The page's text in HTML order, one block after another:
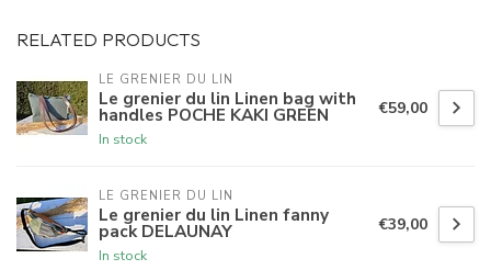
RELATED PRODUCTS
LE GRENIER DU LIN
Le grenier du lin Linen bag with
handles POCHE KAKI GREEN
In stock
€59,00
LE GRENIER DU LIN
Le grenier du lin Linen fanny
pack DELAUNAY
In stock
€39,00